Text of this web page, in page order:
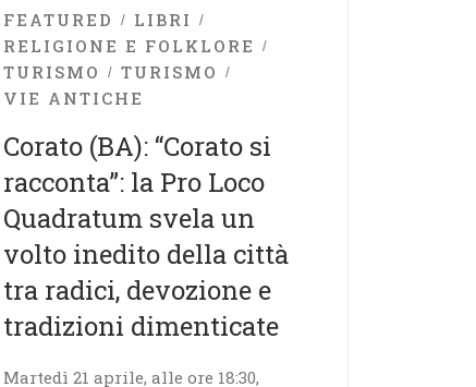
FEATURED
LIBRI
RELIGIONE E FOLKLORE
TURISMO
TURISMO
VIE ANTICHE
Corato (BA): “Corato si
racconta”: la Pro Loco
Quadratum svela un
volto inedito della città
tra radici, devozione e
tradizioni dimenticate
Martedì 21 aprile, alle ore 18:30,